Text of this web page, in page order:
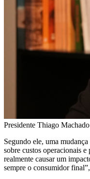
Presidente Thiago
Segundo ele, uma
sobre custos operacionais
realmente causar um
sempre o consumidor